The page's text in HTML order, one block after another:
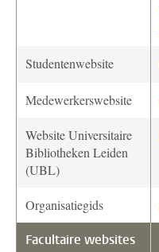
Studentenwebsite
Medewerkerswebsite
Website Universitaire
Bibliotheken Leiden
(UBL)
Organisatiegids
Facultaire websites